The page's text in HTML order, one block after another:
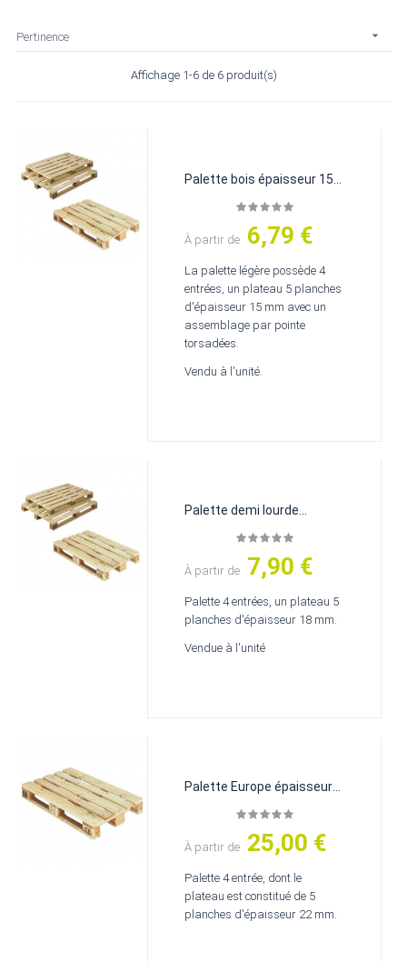
Pertinence 
Affichage 1-6 de 6 produit(s)
Palette bois épaisseur 15
À partir de Prix
6,79 €
La palette légère possède 4
entrées, un plateau 5 planches
d'épaisseur 15 mm avec un
assemblage par pointe
torsadées.
Vendu à l'unité.
Palette demi lourde...
À partir de Prix
7,90 €
Palette 4 entrées, un plateau 5
planches d'épaisseur 18 mm.
Vendue à l'unité
Palette Europe épaisseur
À partir de Prix
25,00 €
Palette 4 entrée, dont le
plateau est constitué de 5
planches d'épaisseur 22 mm.